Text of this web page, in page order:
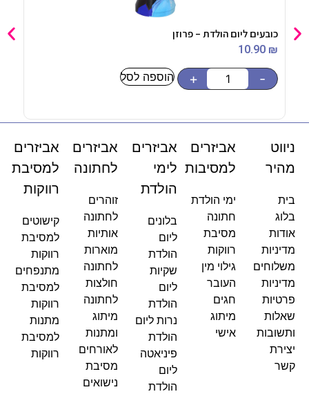
כובעים ליום הולדת – פרוזן
10.90 ₪
-
+ הוספה לסל
ניווט
מהיר
בית
בלוג
אודות
מדיניות
משלוחים
מדיניות
פרטיות
שאלות
ותשובות
יצירת
קשר
אביזרים
למסיבות
ימי הולדת
חתונה
מסיבת
רווקות
גילוי מין
העובר
חגים
מיתוג
אישי
אביזרים
לימי
הולדת
בלונים
ליום
הולדת
שקיות
ליום
הולדת
נרות ליום
הולדת
פיניאטה
ליום
הולדת
אביזרים
לחתונה
זוהרים
לחתונה
אותיות
מוארות
לחתונה
חולצות
לחתונה
מיתוג
ומתנות
לאורחים
מסיבת
נישואים
אביזרים
למסיבת
רווקות
קישוטים
למסיבת
רווקות
מתנפחים
למסיבת
רווקות
מתנות
למסיבת
רווקות